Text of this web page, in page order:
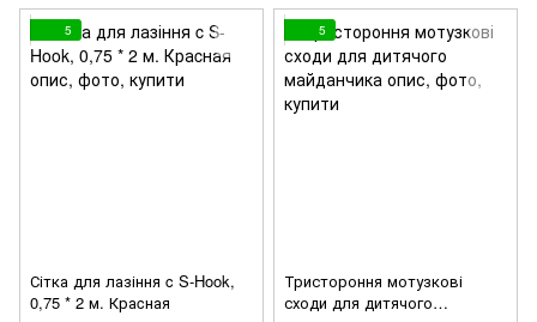
5
Сітка для лазіння c S-Hook,
0,75 * 2 м. Краcная
5
Тристороння мотузкові
сходи для дитячого